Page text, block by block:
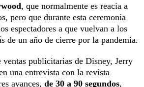
, que normalmente es reacia a
pero que durante esta ceremonia
espectadores a que vuelvan a los
de un año de cierre por la pandemia.
ventas publicitarias de Disney, Jerry
una entrevista con la revista
avances, de 30 a 90 segundos,